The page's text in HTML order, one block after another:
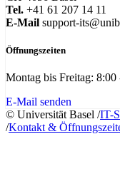
Tel. +41 61 207 14 11
E-Mail support-
Öffnungszeiten
Montag bis Freitag:
E-Mail senden
© Universität Basel /IT-
/Kontakt &